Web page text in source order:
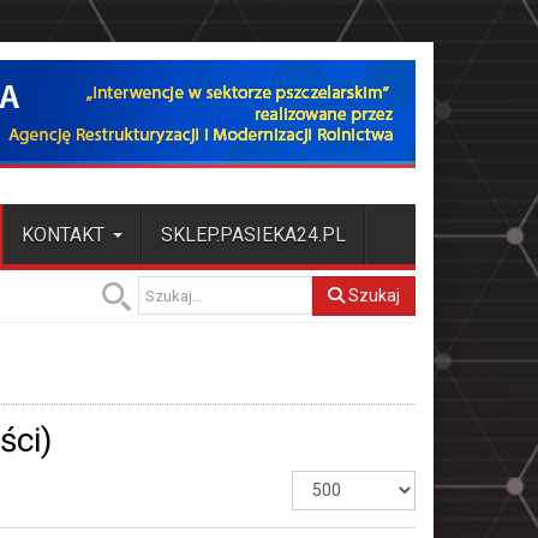
KONTAKT SKLEP.PASIEKA24.PL
Szukaj